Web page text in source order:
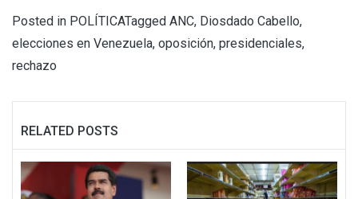
Posted in POLÍTICATagged ANC, Diosdado Cabello,
elecciones en Venezuela, oposición, presidenciales,
rechazo
RELATED POSTS